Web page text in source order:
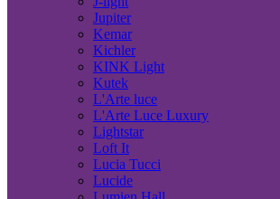
Jupiter
Kemar
Kichler
KINK Light
Kutek
L'Arte luce
L'Arte Luce Luxury
Lightstar
Loft It
Lucia Tucci
Lucide